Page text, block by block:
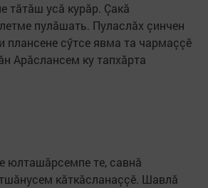
тăтăш усă курăр. Çакă
пулăшать. Пуласлăх çинчен
плансене сӳтсе явма та чармаççӗ
Арăслансем ку тапхăрта
юлташăрсемпе те, савнă
кăткăсланаççӗ. Шавлă